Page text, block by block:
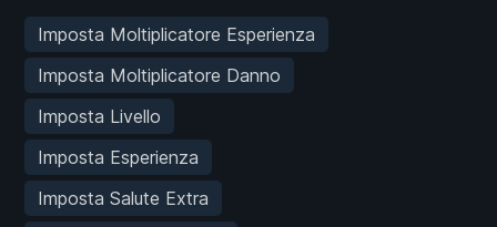
Imposta Moltiplicatore Esperienza
Imposta Moltiplicatore Danno
Imposta Livello
Imposta Esperienza
Imposta Salute Extra